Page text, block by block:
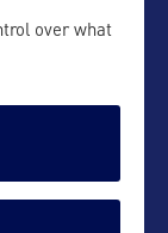
over what